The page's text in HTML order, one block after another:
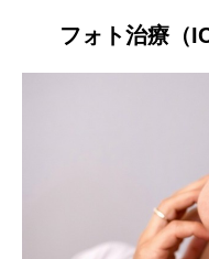
フォト治療（